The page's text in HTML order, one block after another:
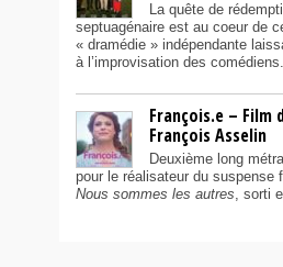
La quête de
septuagénaire est au coeur de
« dramédie » indépendante
à l’improvisation des comédiens.
François.e – Film
François Asselin
Deuxième long
pour le réalisateur du suspense
Nous sommes les autres, sorti